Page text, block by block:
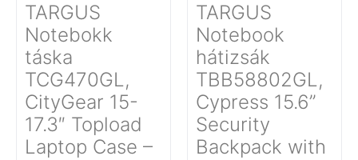
TARGUS
Notebokk
táska
TCG470GL,
CityGear 15-
17.3″ Topload
Laptop Case –
TARGUS
Notebook
hátizsák
TBB58802GL,
Cypress 15.6”
Security
Backpack with